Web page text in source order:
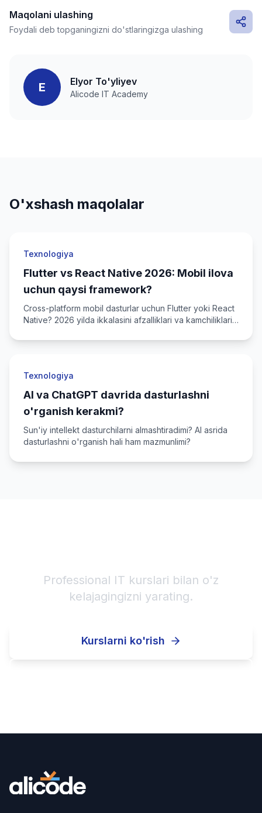
Maqolani ulashing
Foydali deb topganingizni do'stlaringizga ulashing
E Elyor To'yliyev
Alicode IT Academy
O'xshash maqolalar
Texnologiya
Flutter vs React Native 2026: Mobil ilova
uchun qaysi framework?
Cross-platform mobil dasturlar uchun Flutter yoki React
Native? 2026 yilda ikkalasini afzalliklari va kamchiliklari
Texnologiya
AI va ChatGPT davrida dasturlashni
o'rganish kerakmi?
Sun'iy intellekt dasturchilarni almashtiradimi? AI asrida
dasturlashni o'rganish hali ham mazmunlimi?
Professional IT kurslari bilan o'z
kelajagingizni yarating.
Kurslarni ko'rish